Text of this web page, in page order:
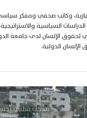
وكاتب صحفي ومفكر
السياسية
لحقوق الإنسان لدى جامعة
الإنسان الدولية.
عاجل – معتمد
سيراميكا بعودة
ويطالبهم
مدحت شلبي